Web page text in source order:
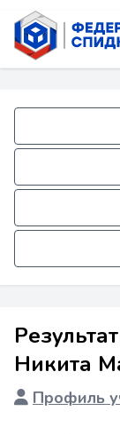
Никита
Профиль